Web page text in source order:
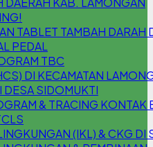
TABLET TAMBAH DARAH
PEDAL
TBC
DI KECAMATAN
DESA SIDOMUKTI
& TRACING KONTAK
(IKL) & CKG DI